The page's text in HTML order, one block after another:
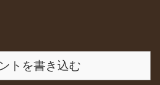
トを書き込む